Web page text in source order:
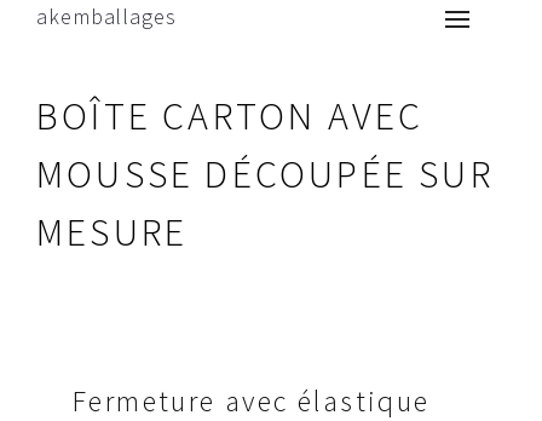
akemballages
BOÎTE CARTON AVEC
MOUSSE DÉCOUPÉE SUR
MESURE
Fermeture avec élastique